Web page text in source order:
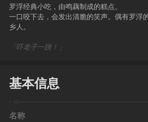
罗浮经典小吃，由鸣藕制成的糕点。
一口咬下去，会发出清脆的笑声。偶有罗浮
乡人。
「吓老子一跳！」
基本信息
名称